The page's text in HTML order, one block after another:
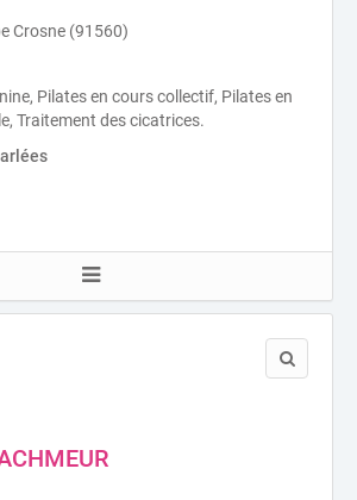
Crosne (91560)
Pilates en cours collectif, Pilates en
Traitement des cicatrices.